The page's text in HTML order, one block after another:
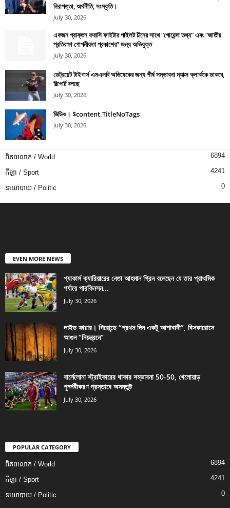
নিরাপত্তা, অর্থনীতি, সংস্কৃতি।
July 30, 2026
একজন প্রাক্তন ফরাসি ফাইটার পাইলট চীনের সাথে “গোয়েন্দা তথ্য” এবং “জাতীয়
প্রতিরক্ষা গোপনীয়তা প্রকাশের” জন্য অভিযুক্ত
July 30, 2026
ডেট্রয়েট টাইগার্স এমএলবি অভিষেকের জন্য শীর্ষ সম্ভাবনা ম্যাক্স ক্লার্ককে ডাকবে,
রিপোর্ট বলছে
July 30, 2026
ভিডিও। $content.TitleNoTags
July 30, 2026
ពិភពលោក / World 6894
កីឡា / Sport 4241
នយោបាយ / Politic 0
EVEN MORE NEWS
প্যাকার্স ক্যারিয়ারের নেতা আহমান গ্রিন বলেছেন যে তার প্রাথমিক
পর্যায়ে পারকিনসন...
July 30, 2026
লাইভ ফায়ার। গিরোন্ডে “প্রথম দিন একটু আশাবাদী”, বিসকারোসে
আগুন “নিয়ন্ত্রনে”
July 30, 2026
বার্সেলোনা স্ট্রাইকারের থাকার সম্ভাবনা 50-50, খেলোয়াড়
পুনর্নবীকরণ প্রস্তাবে অসন্তুষ্ট
July 30, 2026
POPULAR CATEGORY
ពិភពលោក / World 6894
កីឡា / Sport 4241
នយោបាយ / Politic 0